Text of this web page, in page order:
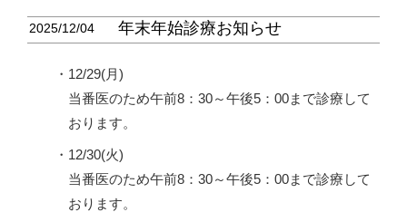
2025/12/04 年末年始診療お知らせ
・12/29(月)
当番医のため午前8：30～午後5：00まで診療して
おります。
・12/30(火)
当番医のため午前8：30～午後5：00まで診療して
おります。